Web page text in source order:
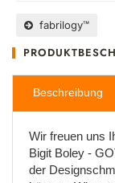
fabrilogy™
Beschreibung
Wir freuen uns
Bigit Boley -
der